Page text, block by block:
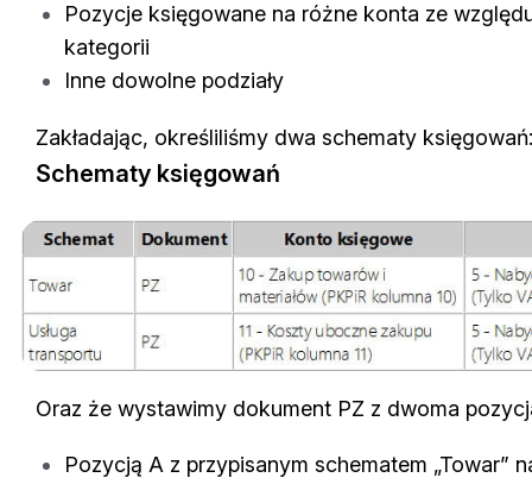
Pozycje księgowane na różne konta ze
kategorii
Inne dowolne podziały
Zakładając, określiliśmy dwa schematy księgowań:
Schematy księgowań
Oraz że wystawimy dokument PZ z dwoma
Pozycją A z przypisanym schematem